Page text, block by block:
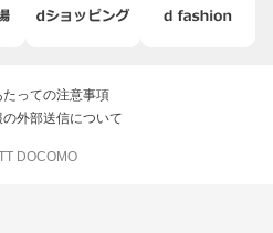
っての注意事項
外部送信について
DOCOMO